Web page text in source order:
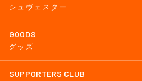
シュヴェスター
GOODS
グッズ
SUPPORTERS CLUB